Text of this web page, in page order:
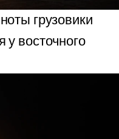
грузовики
восточного